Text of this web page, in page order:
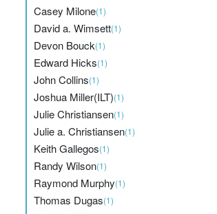
Casey Milone(1)
David a. Wimsett(1)
Devon Bouck(1)
Edward Hicks(1)
John Collins(1)
Joshua Miller(ILT)(1)
Julie Christiansen(1)
Julie a. Christiansen(1)
Keith Gallegos(1)
Randy Wilson(1)
Raymond Murphy(1)
Thomas Dugas(1)